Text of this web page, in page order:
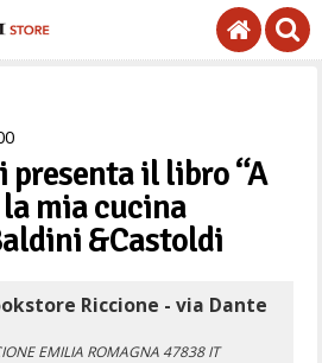
presenta il libro “A
mia cucina
&Castoldi
Riccione - via Dante
EMILIA ROMAGNA 47838 IT